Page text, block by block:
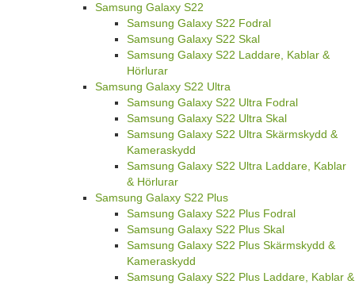
Samsung Galaxy S22
Samsung Galaxy S22 Fodral
Samsung Galaxy S22 Skal
Samsung Galaxy S22 Laddare, Kablar &
Hörlurar
Samsung Galaxy S22 Ultra
Samsung Galaxy S22 Ultra Fodral
Samsung Galaxy S22 Ultra Skal
Samsung Galaxy S22 Ultra Skärmskydd &
Kameraskydd
Samsung Galaxy S22 Ultra Laddare, Kablar
& Hörlurar
Samsung Galaxy S22 Plus
Samsung Galaxy S22 Plus Fodral
Samsung Galaxy S22 Plus Skal
Samsung Galaxy S22 Plus Skärmskydd &
Kameraskydd
Samsung Galaxy S22 Plus Laddare, Kablar &